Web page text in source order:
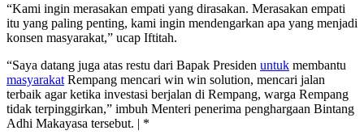
“Kami ingin merasakan empati yang dirasakan. Merasakan empati
itu yang paling penting, kami ingin mendengarkan apa yang menjadi
konsen masyarakat,” ucap Iftitah.
“Saya datang juga atas restu dari Bapak Presiden untuk membantu
masyarakat Rempang mencari win win solution, mencari jalan
terbaik agar ketika investasi berjalan di Rempang, warga Rempang
tidak terpinggirkan,” imbuh Menteri penerima penghargaan Bintang
Adhi Makayasa tersebut. | *